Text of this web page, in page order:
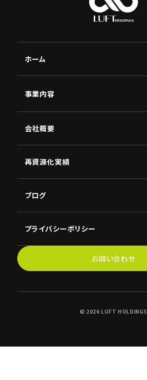
ホーム
事業内容
顧問
NBC
会社概要
再資源化実績
ブログ
プライバシーポリシー
お問い合わせ
©︎ 2026 LUFT HOLDINGS